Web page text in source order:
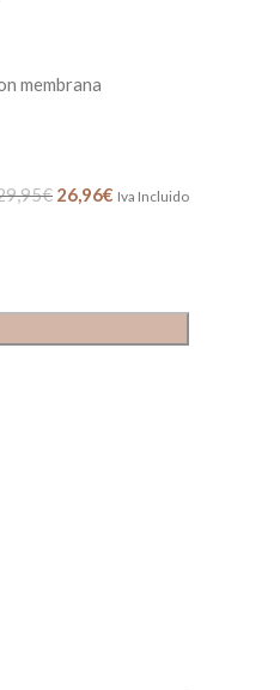
membrana
€ 26,96€ Iva Incluido